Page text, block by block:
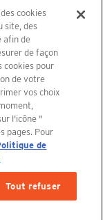
!
Contactez-nous :
légales
et Charte
cookies
site, des
afin de
de façon
cookies pour
de votre
vos choix
l'icône "
pages. Pour
de
Tout refuser